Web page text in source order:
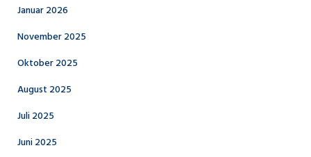
Januar 2026
November 2025
Oktober 2025
August 2025
Juli 2025
Juni 2025